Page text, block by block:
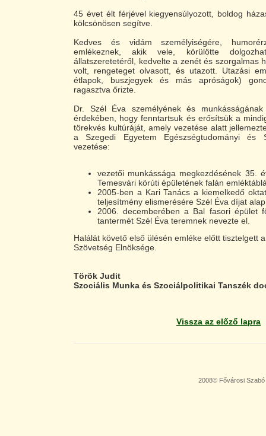
45 évet élt férjével kiegyensúlyozott, boldog
kölcsönösen segítve.
Kedves és vidám személyiségére,
emlékeznek, akik vele, körülötte
állatszeretetéről, kedvelte a zenét és szorgalmas
volt, rengeteget olvasott, és utazott. Utazási
étlapok, buszjegyek és más apróságok)
ragasztva őrizte.
Dr. Szél Éva személyének és
érdekében, hogy fenntartsuk és erősítsük a
törekvés kultúráját, amely vezetése alatt
a Szegedi Egyetem Egészségtudományi és
vezetése:
vezetői munkássága megkezdésének 35.
Temesvári körúti épületének falán
2005-ben a Kari Tanács a kiemelkedő
teljesítmény elismerésére Szél Éva díjat
2006. decemberében a Bal fasori épület
tantermét Szél Éva teremnek nevezte el.
Halálát követő első ülésén emléke előtt tisztelgett
Szövetség Elnöksége.
Török Judit
Szociális Munka és Szociálpolitikai Tanszék
Vissza az előző lapra
2008© Fővárosi